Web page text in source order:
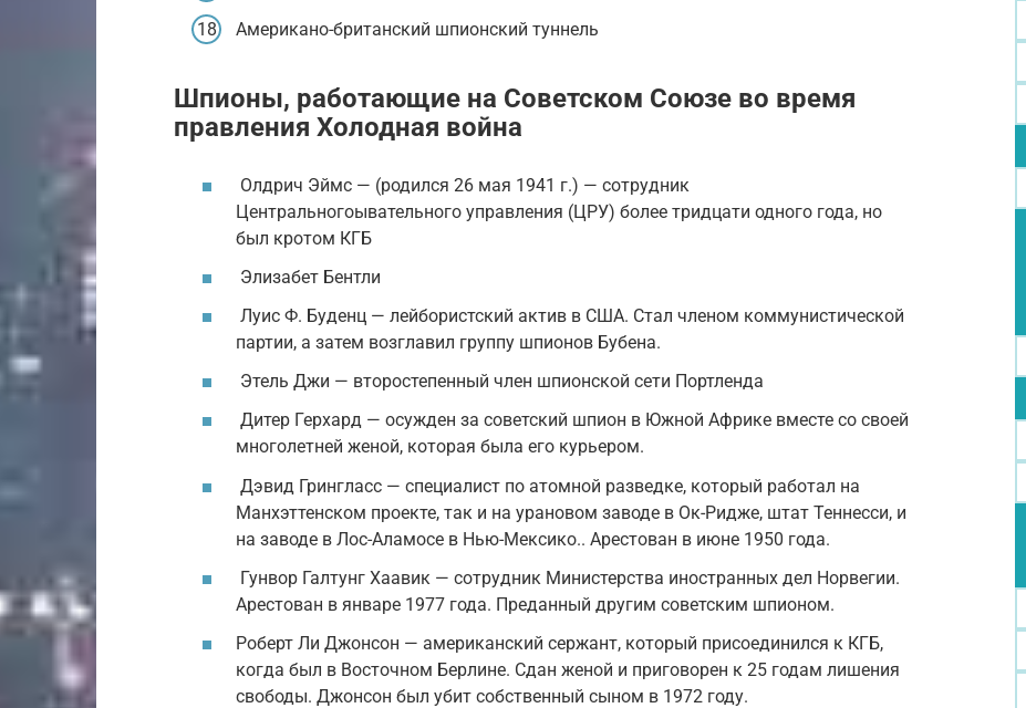
Американо-британский шпионский туннель
Шпионы, работающие на Советском Союзе во время
правления Холодная война
Олдрич Эймс — (родился 26 мая 1941 г.) — сотрудник
Центральногоывательного управления (ЦРУ) более тридцати одного года, но
был кротом КГБ
Элизабет Бентли
Луис Ф. Буденц — лейбористский актив в США. Стал членом коммунистической
партии, а затем возглавил группу шпионов Бубена.
Этель Джи — второстепенный член шпионской сети Портленда
Дитер Герхард — осужден за советский шпион в Южной Африке вместе со своей
многолетней женой, которая была его курьером.
Дэвид Грингласс — специалист по атомной разведке, который работал на
Манхэттенском проекте, так и на урановом заводе в Ок-Ридже, штат Теннесси, и
на заводе в Лос-Аламосе в Нью-Мексико.. Арестован в июне 1950 года.
Гунвор Галтунг Хаавик — сотрудник Министерства иностранных дел Норвегии.
Арестован в январе 1977 года. Преданный другим советским шпионом.
Роберт Ли Джонсон — американский сержант, который присоединился к КГБ,
когда был в Восточном Берлине. Сдан женой и приговорен к 25 годам лишения
свободы. Джонсон был убит собственный сыном в 1972 году.